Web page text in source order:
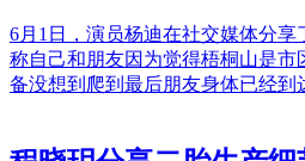
6月1日，演员杨迪在社交媒体分
称自己和朋友因为觉得梧桐山是
备没想到爬到最后朋友身体已经到